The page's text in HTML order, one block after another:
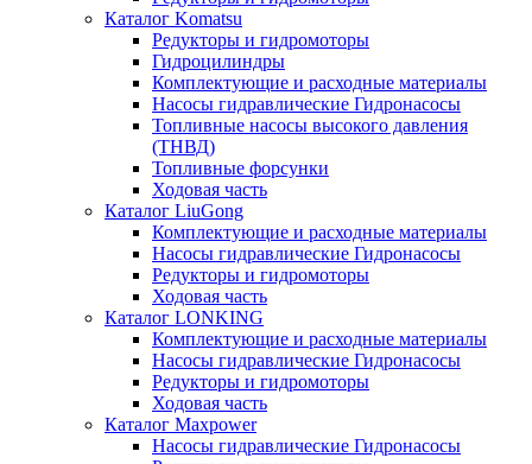
Каталог Komatsu
Редукторы и гидромоторы
Гидроцилиндры
Комплектующие и расходные материалы
Насосы гидравлические Гидронасосы
Топливные насосы высокого давления
(ТНВД)
Топливные форсунки
Ходовая часть
Каталог LiuGong
Комплектующие и расходные материалы
Насосы гидравлические Гидронасосы
Редукторы и гидромоторы
Ходовая часть
Каталог LONKING
Комплектующие и расходные материалы
Насосы гидравлические Гидронасосы
Редукторы и гидромоторы
Ходовая часть
Каталог Maxpower
Насосы гидравлические Гидронасосы